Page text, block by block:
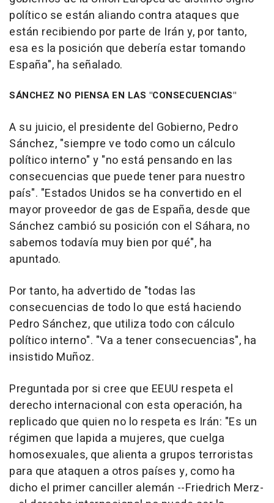
político se están aliando contra ataques que
están recibiendo por parte de Irán y, por tanto,
esa es la posición que debería estar tomando
España", ha señalado.
SÁNCHEZ NO PIENSA EN LAS "CONSECUENCIAS"
A su juicio, el presidente del Gobierno, Pedro
Sánchez, "siempre ve todo como un cálculo
político interno" y "no está pensando en las
consecuencias que puede tener para nuestro
país". "Estados Unidos se ha convertido en el
mayor proveedor de gas de España, desde que
Sánchez cambió su posición con el Sáhara, no
sabemos todavía muy bien por qué", ha
apuntado.
Por tanto, ha advertido de "todas las
consecuencias de todo lo que está haciendo
Pedro Sánchez, que utiliza todo con cálculo
político interno". "Va a tener consecuencias", ha
insistido Muñoz.
Preguntada por si cree que EEUU respeta el
derecho internacional con esta operación, ha
replicado que quien no lo respeta es Irán: "Es un
régimen que lapida a mujeres, que cuelga
homosexuales, que alienta a grupos terroristas
para que ataquen a otros países y, como ha
dicho el primer canciller alemán --Friedrich Merz-